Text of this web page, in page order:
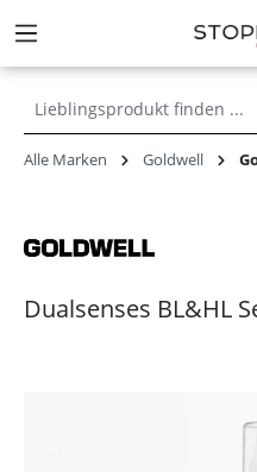
springen
Alle Marken Goldwell
Dualsenses BL&HL